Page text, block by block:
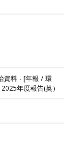
資料 - [年報 / 環
年度報告(英）